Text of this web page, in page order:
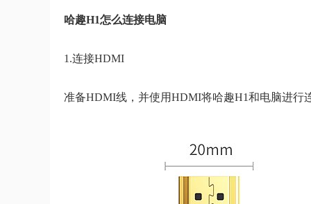
哈趣H1怎么连接电脑
1.连接HDMI
准备HDMI线，并使用HDMI将哈趣H1和电脑进行